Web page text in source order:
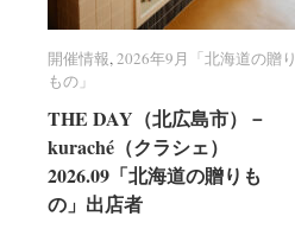
開催情報,2026年9月「北海道の贈り
もの」
THE DAY（北広島市）－
kuraché（クラシェ）
2026.09「北海道の贈りも
の」出店者
開催情報 2026年9月「北海道の贈り
もの」
THE DAY（北広島市）－
kuraché（クラシェ）
2026.09「北海道の贈りも
の」出店者